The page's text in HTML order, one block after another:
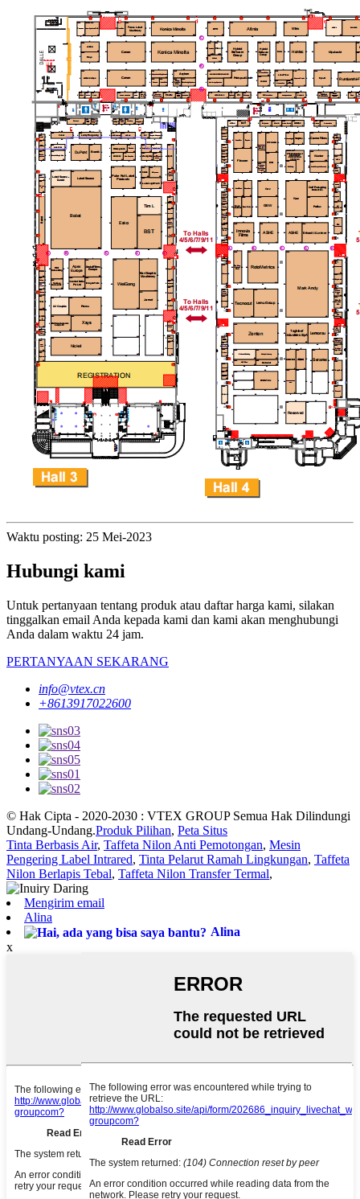
Waktu posting: 25 Mei-2023
Hubungi kami
Untuk pertanyaan tentang produk atau daftar harga kami, silakan
tinggalkan email Anda kepada kami dan kami akan menghubungi
Anda dalam waktu 24 jam.
PERTANYAAN SEKARANG
info@vtex.cn
+8613917022600
© Hak Cipta - 2020-2030 : VTEX GROUP Semua Hak Dilindungi
Undang-Undang.Produk Pilihan, Peta Situs
Tinta Berbasis Air, Taffeta Nilon Anti Pemotongan, Mesin
Pengering Label Intrared, Tinta Pelarut Ramah Lingkungan, Taffeta
Nilon Berlapis Tebal, Taffeta Nilon Transfer Termal,
Mengirim email
Alina
Alina
x